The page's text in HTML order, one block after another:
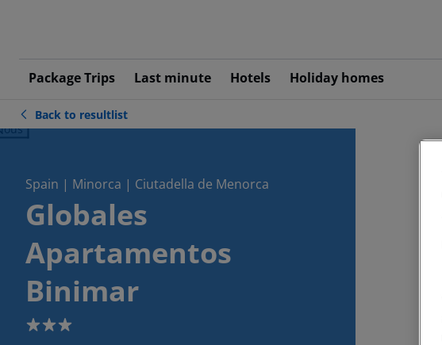
Package Trips Last minute Hotels Holiday homes
Back to resultlist
Spain | Minorca | Ciutadella de Menorca
Globales
Apartamentos
Binimar
3